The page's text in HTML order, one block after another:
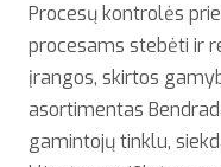
Procesų kontrolės
procesams stebėti ir
įrangos, skirtos
asortimentas
gamintojų tinklu,